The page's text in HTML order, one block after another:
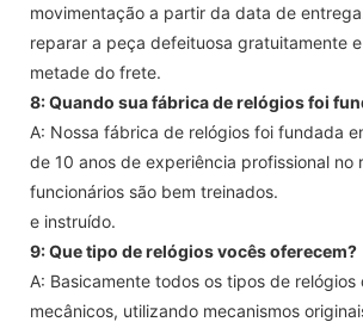
movimentação a partir da data de
reparar a peça defeituosa gratuitamente
metade do frete.
8: Quando sua fábrica de relógios foi
A: Nossa fábrica de relógios foi fundada
de 10 anos de experiência profissional no
funcionários são bem treinados.
e instruído.
9: Que tipo de relógios vocês oferecem?
A: Basicamente todos os tipos de
mecânicos, utilizando mecanismos